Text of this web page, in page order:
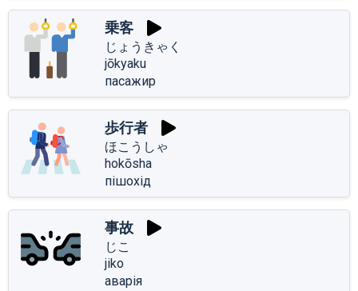
乗客
じょうきゃく
jōkyaku
пасажир
歩行者
ほこうしゃ
hokōsha
пішохід
事故
じこ
jiko
аварія